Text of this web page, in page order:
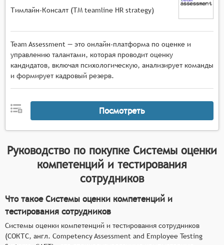
Тимлайн-Консалт (ТМ teamline HR strategy)
Team Assessment — это онлайн-платформа по оценке и
управлению талантами, которая проводит оценку
кандидатов, включая психологическую, анализирует команды
и формирует кадровый резерв.
Посмотреть
Руководство по покупке Системы оценки
компетенций и тестирования
сотрудников
Что такое Системы оценки компетенций и
тестирования сотрудников
Системы оценки компетенций и тестирования сотрудников
(СОКТС, англ. Competency Assessment and Employee Testing